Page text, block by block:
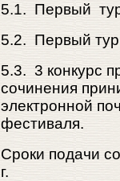
5.1. Первый тур
5.2. Первый тур
5.3. 3 конкурс
сочинения
электронной
фестиваля.
Сроки подачи
г.